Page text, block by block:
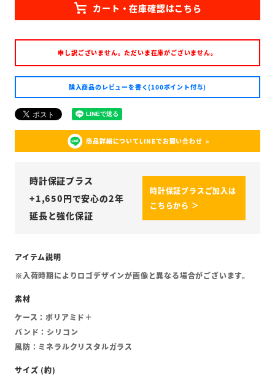
申し訳ございません。ただいま在庫がございません。
購入商品のレビューを書く(100ポイント付与)
商品詳細についてLINEでお問い合わせ
時計保証プラス
+1,650円で安心の2年
延長と強化保証
時計保証プラスご加入は
こちらから ＞
※入荷時期によりロゴデザインが画像と異なる場合がございます。
ケース：ポリアミド＋
バンド：シリコン
風防：ミネラルクリスタルガラス